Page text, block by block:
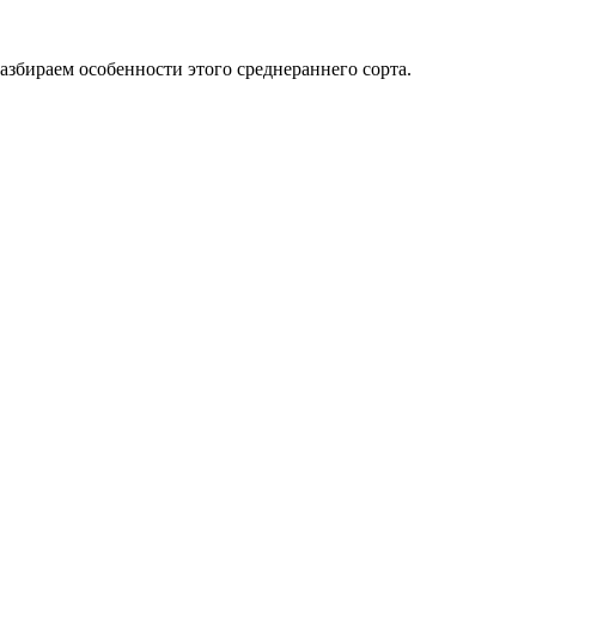
особенности этого среднераннего сорта.